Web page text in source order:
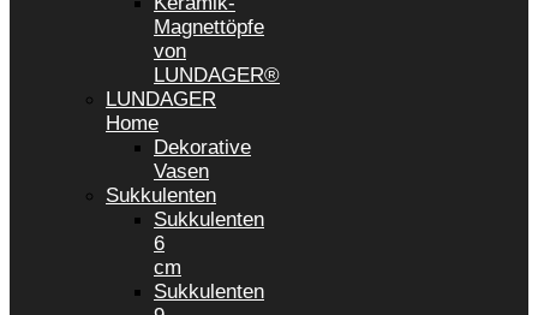
Magnettöpfe
von
LUNDAGER®
LUNDAGER
Home
Dekorative
Vasen
Sukkulenten
Sukkulenten
6
cm
Sukkulenten